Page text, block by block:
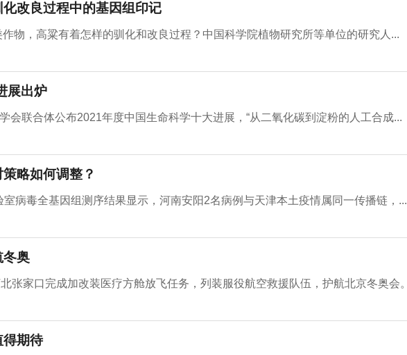
改良过程中的基因组印记
物，高粱有着怎样的驯化和改良过程？中国科学院植物研究所等单位的研究人...
展出炉
会联合体公布2021年度中国生命科学十大进展，“从二氧化碳到淀粉的人工合成...
略如何调整？
病毒全基因组测序结果显示，河南安阳2名病例与天津本土疫情属同一传播链，...
冬奥
张家口完成加改装医疗方舱放飞任务，列装服役航空救援队伍，护航北京冬奥会。
得期待